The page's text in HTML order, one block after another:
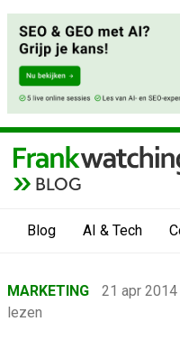
BLOG
Blog AI & Tech
›MARKETING 21 apr 2014
lezen